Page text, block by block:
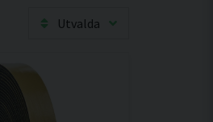
Utvalda